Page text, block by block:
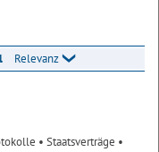
Relevanz
• Staatsverträge •